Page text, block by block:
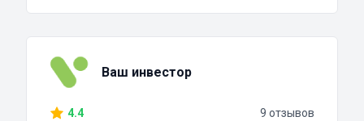
Ваш инвестор
4.4 9 отзывов